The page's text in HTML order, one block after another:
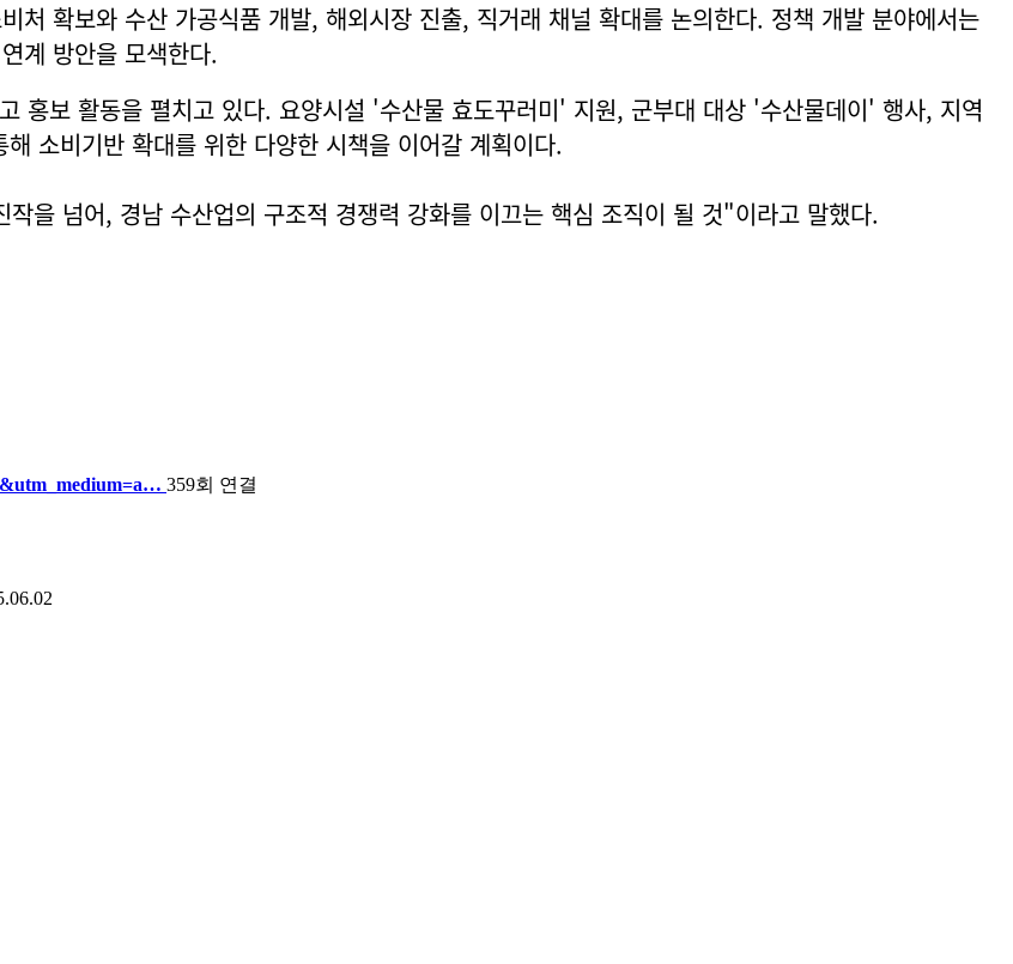
처 확보와 수산 가공식품 개발, 해외시장 진출, 직거래 채널 확대를 논의한다. 정책 개발 분야에서는
계 방안을 모색한다.
홍보 활동을 펼치고 있다. 요양시설 '수산물 효도꾸러미' 지원, 군부대 대상 '수산물데이' 행사, 지역
소비기반 확대를 위한 다양한 시책을 이어갈 계획이다.
을 넘어, 경남 수산업의 구조적 경쟁력 강화를 이끄는 핵심 조직이 될 것"이라고 말했다.
359회 연결